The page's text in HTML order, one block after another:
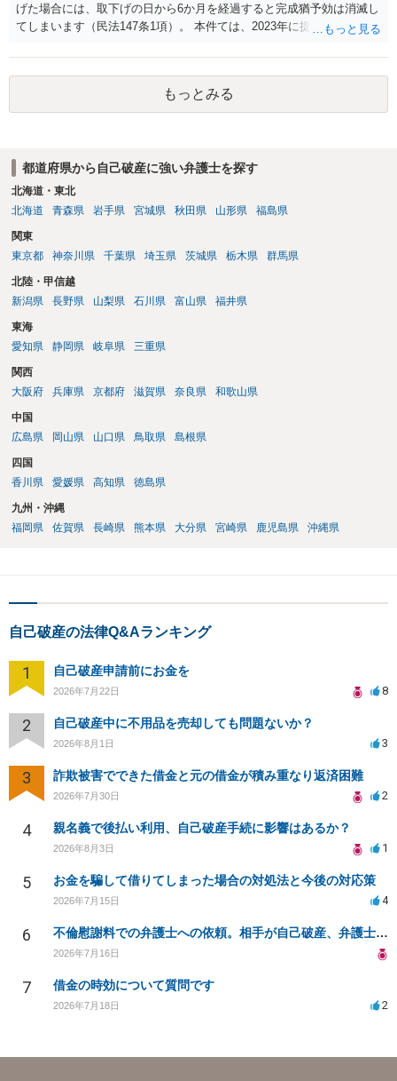
げた場合には、取下げの日から6か月を経過すると完成猶予効は消滅し
てしまいます（民法147条1項）。 本件ては、2023年に提訴された債権
権者については取下げ日から6か月以内に再提訴しなければやはり時効
は更新しないことになります。ただし、消滅時効の起算点は、不払い
日ではなく期限の利益喪失日（通常は所定の分割の支払期日から1～2
か月程度経過しても支払いがなければ一括返済可能という契約になっ
もっとみる
都道府県から自己破産に強い弁護士を探す
北海道・東北
北海道
青森県 岩手県 宮城県 秋田県 山形県 福島県
関東
東京都
神奈川県 千葉県 埼玉県 茨城県 栃木県 群馬県
北陸・甲信越
新潟県
長野県 山梨県 石川県 富山県 福井県
東海
愛知県
静岡県 岐阜県 三重県
関西
大阪府
兵庫県 京都府 滋賀県 奈良県 和歌山県
中国
広島県
岡山県 山口県 鳥取県 島根県
四国
香川県
愛媛県 高知県 徳島県
九州・沖縄
福岡県
佐賀県 長崎県 熊本県 大分県 宮崎県 鹿児島県 沖縄県
自己破産の法律Q&Aランキング
1 自己破産申請前にお金を
2026年7月22日 8
2 自己破産中に不用品を売却しても問題ないか？
2026年8月1日 3
3 詐欺被害でできた借金と元の借金が積み重なり返済困難
2026年7月30日 2
4 親名義で後払い利用、自己破産手続に影響はあるか？
2026年8月3日 1
5 お金を騙して借りてしまった場合の対処法と今後の対応策
2026年7月15日 4
6 不倫慰謝料での弁護士への依頼。相手が自己破産、弁護士との契約範囲は？
2026年7月16日
7 借金の時効について質問です
2026年7月18日 2